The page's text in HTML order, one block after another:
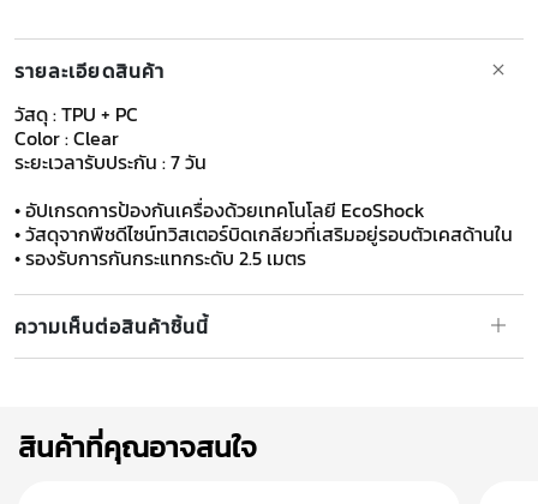
รายละเอียดสินค้า
วัสดุ : TPU + PC
Color : Clear
ระยะเวลารับประกัน : 7 วัน
​​​​​​• อัปเกรดการป้องกันเครื่องด้วยเทคโนโลยี EcoShock
• วัสดุจากพืชดีไซน์ทวิสเตอร์บิดเกลียวที่เสริมอยู่รอบตัวเคสด้านใน
• รองรับการกันกระแทกระดับ 2.5 เมตร
ความเห็นต่อสินค้าชิ้นนี้
สินค้าที่คุณอาจสนใจ